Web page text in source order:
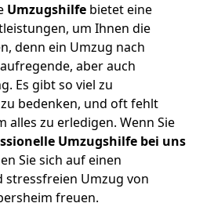
Umzugshilfe bietet eine
um Ihnen die
denn ein Umzug nach
aber auch
Es gibt so viel zu
bedenken, und oft fehlt
alles zu erledigen. Wenn Sie
Umzugshilfe bei uns
Sie sich auf einen
stressfreien Umzug von
freuen.